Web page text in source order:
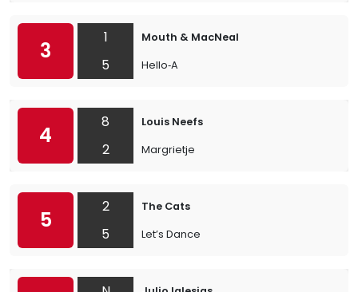
3
1
5
Mouth & MacNeal
Hello‐A
4
8
2
Louis Neefs
Margrietje
5
2
5
The Cats
Let’s Dance